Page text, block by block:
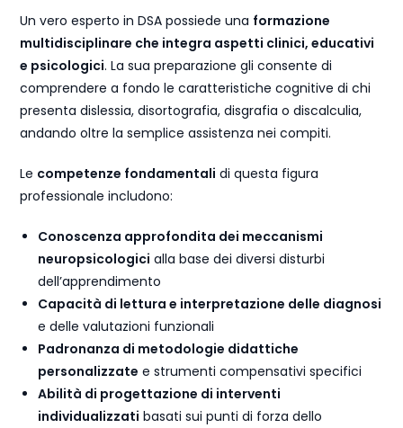
Un vero esperto in DSA possiede una formazione
multidisciplinare che integra aspetti clinici, educativi
e psicologici. La sua preparazione gli consente di
comprendere a fondo le caratteristiche cognitive di chi
presenta dislessia, disortografia, disgrafia o discalculia,
andando oltre la semplice assistenza nei compiti.
Le competenze fondamentali di questa figura
professionale includono:
Conoscenza approfondita dei meccanismi
neuropsicologici alla base dei diversi disturbi
dell’apprendimento
Capacità di lettura e interpretazione delle diagnosi
e delle valutazioni funzionali
Padronanza di metodologie didattiche
personalizzate e strumenti compensativi specifici
Abilità di progettazione di interventi
individualizzati basati sui punti di forza dello